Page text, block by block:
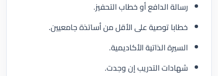
رسالة الدافع أو خطاب التحفيز.
خطابا توصية على الأقل من أساتذة جامعيين.
السيرة الذاتية الأكاديمية.
شهادات التدريب إن وجدت.